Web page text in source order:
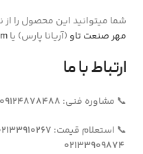
شما میتوانید این محصول را
مهر صنعت تاو (آریانا پارس) یا
ارتباط با ما
📞 مشاوره فنی: 09124878488
📞 استعلام قیمت:
02133909874